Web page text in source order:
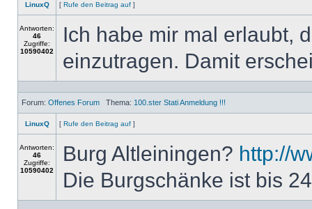
LinuxQ [ Rufe den Beitrag auf ]
Antworten:
46
Zugriffe:
10590402
Ich habe mir mal erlaubt,
einzutragen. Damit
Forum: Offenes Forum Thema: 100.ster Stati Anmeldung !!!
LinuxQ [ Rufe den Beitrag auf ]
Antworten:
46
Zugriffe:
10590402
Burg Altleiningen? http://
Die Burgschänke ist bis